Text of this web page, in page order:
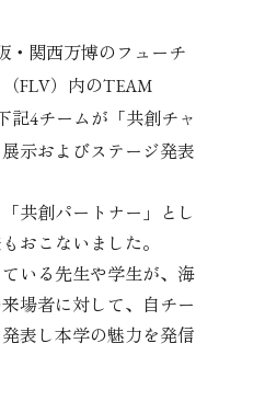
・関西万博のフューチ
FLV）内のTEAM
記4チームが「共創チャ
示およびステージ発表
共創パートナー」とし
おこないました。
いる先生や学生が、海
場者に対して、自チー
表し本学の魅力を発信